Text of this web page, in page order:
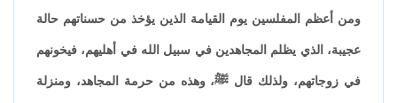
ومن أعظم المفلسين يوم القيامة الذين يؤخذ من حسناتهم حالة
عجيبة، الذي يظلم المجاهدين في سبيل الله في أهليهم، فيخونهم
في زوجاتهم، ولذلك قال ﷺ، وهذه من حرمة المجاهد، ومنزلة